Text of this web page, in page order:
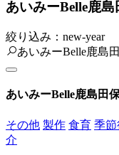
あいみーBelle鹿
絞り込み：new-year
あいみーBelle鹿島
あいみーBelle鹿島田
その他 製作 食育 季
介